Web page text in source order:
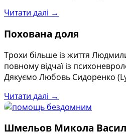
Читати далі →
Похована доля
Трохи більше із життя
повному відчаї із
Дякуємо Любовь Сидоренко
Читати далі →
Шмельов Микола